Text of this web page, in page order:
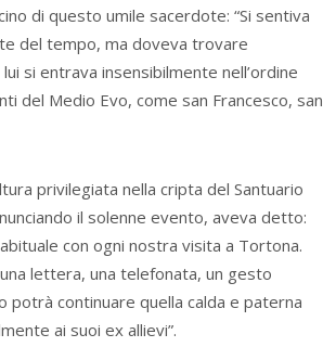
di questo umile sacerdote: “Si sentiva
del tempo, ma doveva trovare
si entrava insensibilmente nell’ordine
del Medio Evo, come san Francesco, san
privilegiata nella cripta del Santuario
il solenne evento, aveva detto:
con ogni nostra visita a Tortona.
lettera, una telefonata, un gesto
potrà continuare quella calda e paterna
ai suoi ex allievi”.